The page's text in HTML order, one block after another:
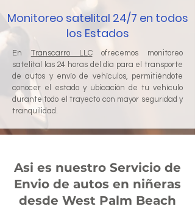
Monitoreo satelital 24/7 en todos
los Estados
En Transcarro LLCofrecemos monitoreo
satelital las 24 horas del día para el transporte
de autos y envío de vehículos, permitiéndote
conocer el estado y ubicación de tu vehículo
durante todo el trayecto con mayor seguridad y
tranquilidad.
Asi es nuestro Servicio de
Envio de autos en niñeras
desde West Palm Beach